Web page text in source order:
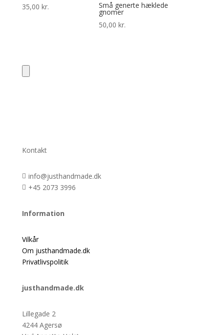
35,00 kr. Små generte hæklede
gnomer
50,00kr.
Kontakt
 info@justhandmade.dk
 +45 2073 3996
Information
Vilkår
Om justhandmade.dk
Privatlivspolitik
justhandmade.dk
Lillegade 2
4244 Agersø